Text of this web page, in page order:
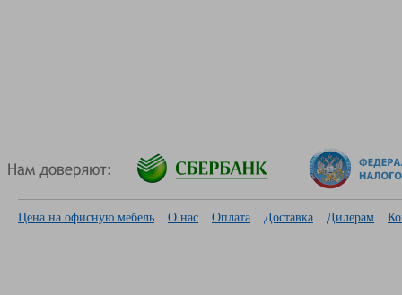
Цена на офисную мебель О нас Оплата Доставка Дилерам